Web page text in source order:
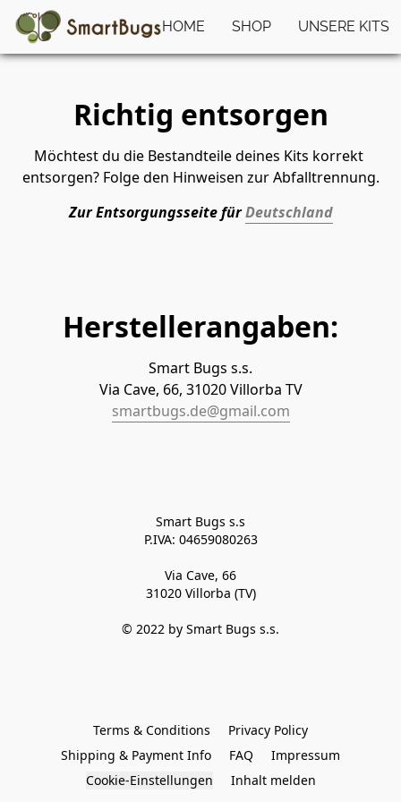
HOME SHOP UNSERE KITS
Richtig entsorgen
Zur Entsorgungsseite für Deutschland
Möchtest du die Bestandteile deines Kits korrekt
entsorgen? Folge den Hinweisen zur Abfalltrennung.
Herstellerangaben:
Smart Bugs s.s.
Via Cave, 66, 31020 Villorba TV​
smartbugs.de@gmail.com
Smart Bugs s.s
P.IVA: 04659080263
Via Cave, 66
31020 Villorba (TV)
© 2022 by Smart Bugs s.s.
Terms & Conditions
Privacy Policy
Shipping & Payment Info
FAQ
Impressum
Cookie-Einstellungen
Inhalt melden